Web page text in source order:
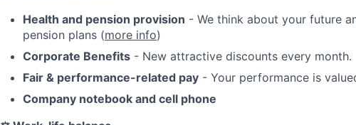
Health and pension provision - We think about your future
pension plans (more info)
Corporate Benefits - New attractive discounts every month.
Fair & performance-related pay - Your performance is
Company notebook and cell phone